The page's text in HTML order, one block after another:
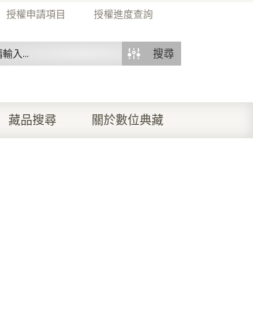
授權申請項目 授權進度查詢
搜尋
藏品搜尋 關於數位典藏